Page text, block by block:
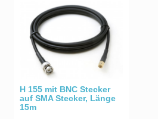
H 155 mit BNC Stecker
auf SMA Stecker, Länge
15m